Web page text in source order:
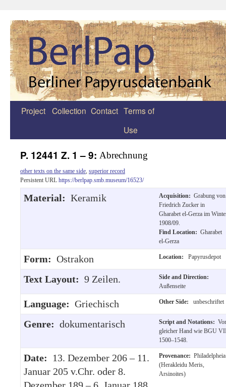
Zum
Project Collection Contact Terms of
Use
P. 12441 Z. 1 – 9: Abrechnung
other texts on the same side superior record
Persistent URL https://berlpap.smb.museum/16523/
Material: Keramik Acquisition: Grabung von
Friedrich Zucker in
Gharabet el-Gerza im
1908/09.
Find Location: Gharabet
el-Gerza
Form: Ostrakon Location: Papyrusdepot
Text Layout: 9 Zeilen.
Side and Direction:
Außenseite
Language: Griechisch Other Side: unbeschriftet
Genre: dokumentarisch Script and Notations:
gleicher Hand wie BGU
1500–1548.
Date: 13. Dezember 206 – 11.
Januar 205 v.Chr. oder 8.
Dezember 189 – 6. Januar 188
Provenance: Philadelpheia
(Herakleidu Meris,
Arsinoites)